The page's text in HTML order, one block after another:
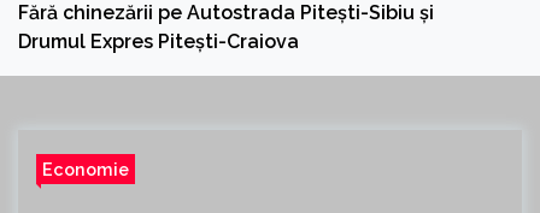
Fără chinezării pe Autostrada Pitești-Sibiu și
Drumul Expres Pitești-Craiova
Economie